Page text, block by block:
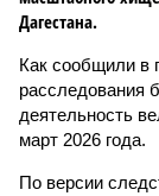
Дагестана.
Как сообщили в
расследования
деятельность
март 2026 года.
По версии